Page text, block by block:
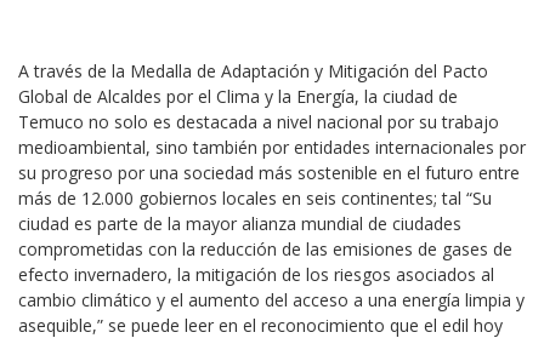
A través de la Medalla de Adaptación y Mitigación del Pacto
Global de Alcaldes por el Clima y la Energía, la ciudad de
Temuco no solo es destacada a nivel nacional por su trabajo
medioambiental, sino también por entidades internacionales por
su progreso por una sociedad más sostenible en el futuro entre
más de 12.000 gobiernos locales en seis continentes; tal “Su
ciudad es parte de la mayor alianza mundial de ciudades
comprometidas con la reducción de las emisiones de gases de
efecto invernadero, la mitigación de los riesgos asociados al
cambio climático y el aumento del acceso a una energía limpia y
asequible,” se puede leer en el reconocimiento que el edil hoy